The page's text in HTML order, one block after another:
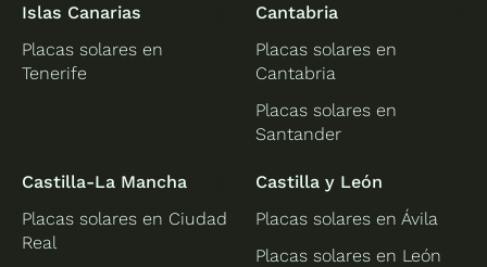
Islas Canarias
Placas solares en
Tenerife
Cantabria
Placas solares en
Cantabria
Placas solares en
Santander
Castilla-La Mancha
Placas solares en Ciudad
Real
Castilla y León
Placas solares en Ávila
Placas solares en León